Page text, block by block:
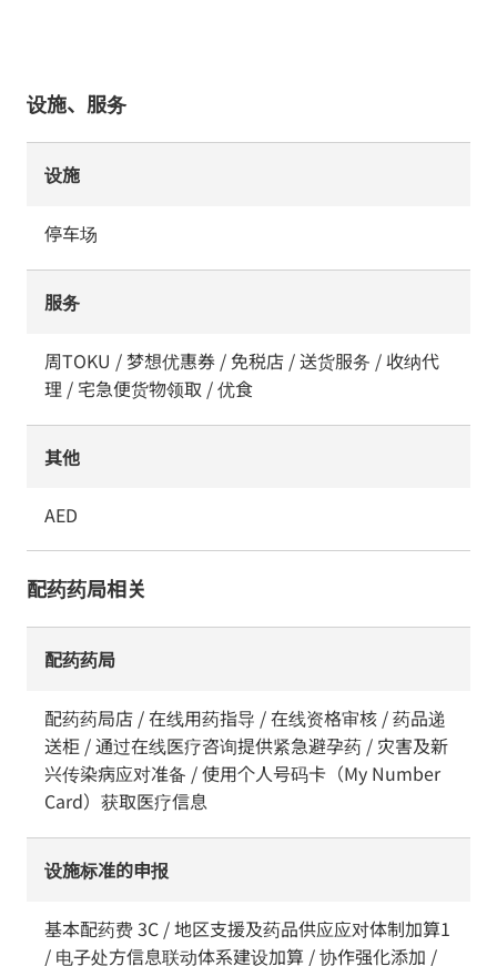
设施、服务
设施
停车场
服务
周TOKU / 梦想优惠券 / 免税店 / 送货服务 / 收纳代
理 / 宅急便货物领取 / 优食
其他
AED
配药药局相关
配药药局
配药药局店 / 在线用药指导 / 在线资格审核 / 药品递
送柜 / 通过在线医疗咨询提供紧急避孕药 / 灾害及新
兴传染病应对准备 / 使用个人号码卡（My Number
Card）获取医疗信息
设施标准的申报
基本配药费 3C / 地区支援及药品供应应对体制加算1
/ 电子处方信息联动体系建设加算 / 协作强化添加 /